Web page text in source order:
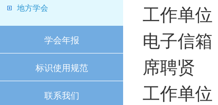
地方学会
学会年报
标识使用规范
联系我们
工作单
电子信
席聘贤
工作单